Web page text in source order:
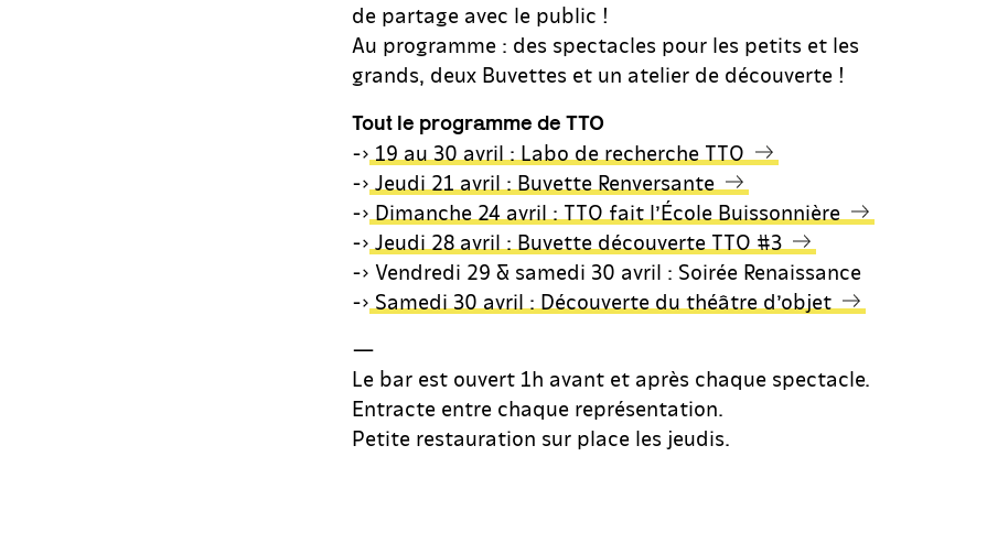
de partage avec le public !
Au programme : des spectacles pour les petits et les
grands, deux Buvettes et un atelier de découverte !
Tout le programme de TTO
-> 19 au 30 avril : Labo de recherche TTO
-> Jeudi 21 avril : Buvette Renversante
-> Dimanche 24 avril : TTO fait l’École Buissonnière
-> Jeudi 28 avril : Buvette découverte TTO #3
-> Vendredi 29 & samedi 30 avril : Soirée Renaissance
-> Samedi 30 avril : Découverte du théâtre d’objet
—
Le bar est ouvert 1h avant et après chaque spectacle.
Entracte entre chaque représentation.
Petite restauration sur place les jeudis.